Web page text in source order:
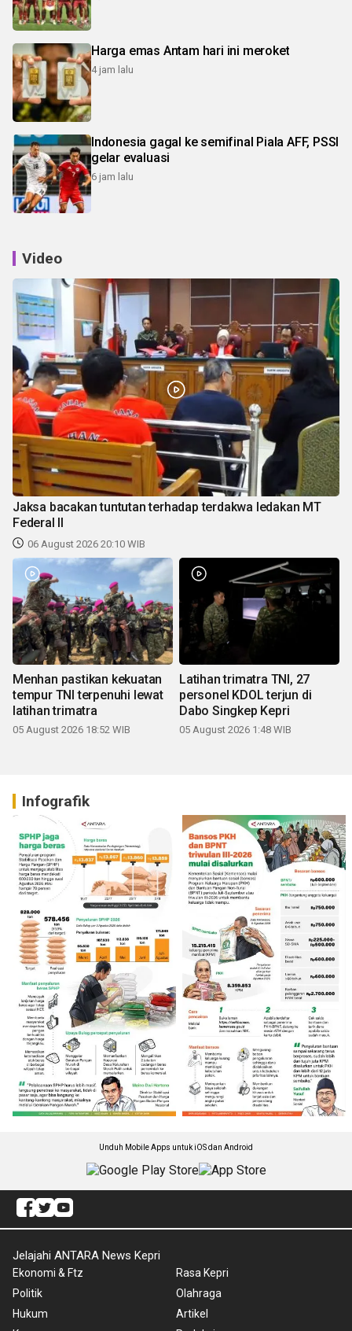
Harga emas Antam hari ini meroket
4 jam lalu
Indonesia gagal ke semifinal Piala AFF, PSSI
gelar evaluasi
6 jam lalu
Video
Jaksa bacakan tuntutan terhadap terdakwa ledakan MT
Federal II
06 August 2026 20:10 WIB
Menhan pastikan kekuatan
tempur TNI terpenuhi lewat
latihan trimatra
05 August 2026 18:52 WIB
Latihan trimatra TNI, 27
personel KDOL terjun di
Dabo Singkep Kepri
05 August 2026 1:48 WIB
Infografik
Unduh Mobile Apps untuk iOS dan Android
Jelajahi ANTARA News Kepri
Ekonomi & Ftz
Politik
Hukum
Rasa Kepri
Olahraga
Artikel